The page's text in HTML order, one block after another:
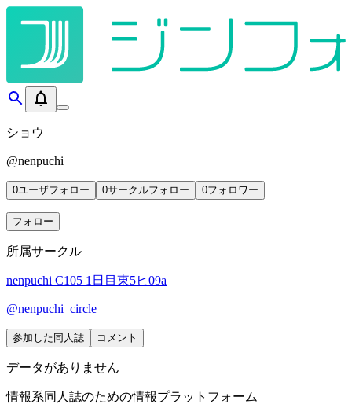
ショウ
@nenpuchi
0ユーザフォロー 0サークルフォロー 0フォロワー
フォロー
所属サークル
nenpuchi C105 1日目東5ヒ09a
@nenpuchi_circle
参加した同人誌 コメント
データがありません
情報系同人誌のための情報プラットフォーム